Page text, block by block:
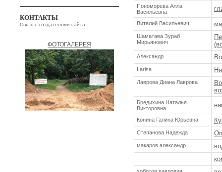
КОНТАКТЫ
Связь с создателями сайта
ФОТОГАЛЕРЕЯ
Пономорева Алла
Васильевна
Виталий Васильевич
Шаматава Зураб
Мирьянович
Александр
Larisa
Лаврова Диана Лаврова
Бредихина Наталья
Викторовна
Конина Галина Юрьевна
Степанова Надежда
макаров александр